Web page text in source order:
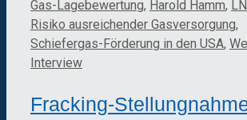
Gas-Lagebewertung, Harold Hamm,
Risiko ausreichender Gasversorgung,
Schiefergas-Förderung in den USA,
Interview
Fracking-